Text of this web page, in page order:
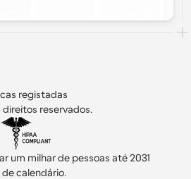
registadas
direitos reservados.
um milhar de pessoas até 2031
calendário.